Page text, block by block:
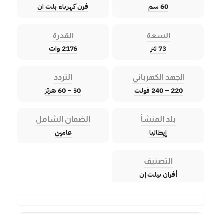
60 سم فرن كهرباء بلت ان
السعة
73 لتر
القدرة
2176 وات
الجهد الكهربائي
220 – 240 فولت
التردد
50 – 60 هرتز
بلد المنشأ
إيطاليا
الضمان الشامل
عامين
التصنيف
أفران بيلت إن